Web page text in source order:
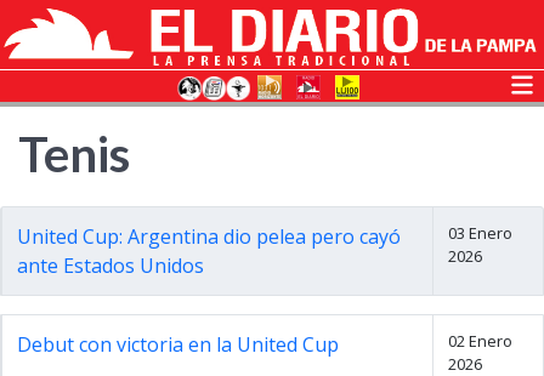
Tenis
United Cup: Argentina dio pelea pero cayó
ante Estados Unidos
03 Enero
2026
Debut con victoria en la United Cup
02 Enero
2026